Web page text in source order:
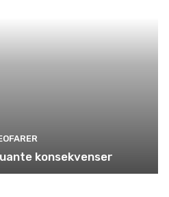
konsekvenser